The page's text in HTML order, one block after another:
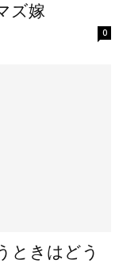
ズ嫁
0
ときはどう